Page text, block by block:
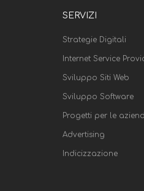
SERVIZI
Strategie Digitali
Internet Service
Sviluppo Siti Web
Sviluppo Software
Progetti per le
Advertising
Indicizzazione